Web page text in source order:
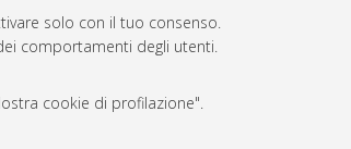
solo con il tuo consenso.
comportamenti degli utenti.
cookie di profilazione".